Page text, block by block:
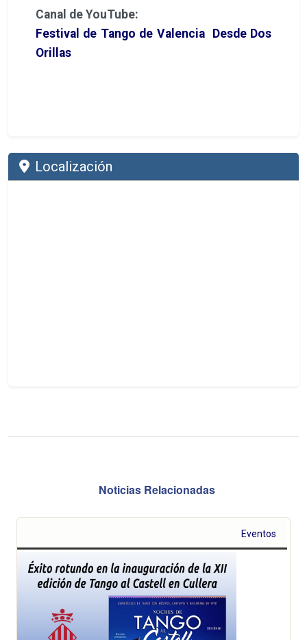
Canal de YouTube:
Festival de Tango de Valencia Desde Dos
Orillas
Localización
Noticias Relacionadas
Eventos